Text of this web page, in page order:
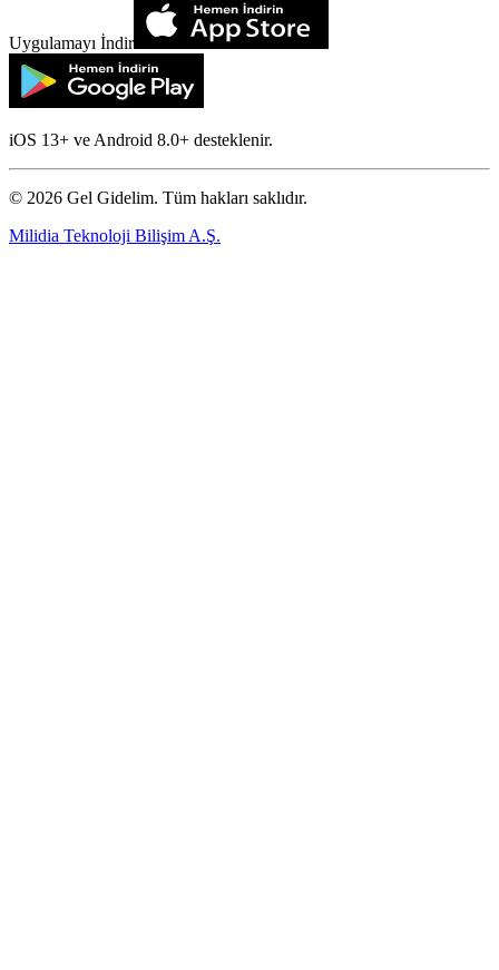
Uygulamayı İndir
iOS 13+ ve Android 8.0+ desteklenir.
© 2026 Gel Gidelim. Tüm hakları saklıdır.
Milidia Teknoloji Bilişim A.Ş.